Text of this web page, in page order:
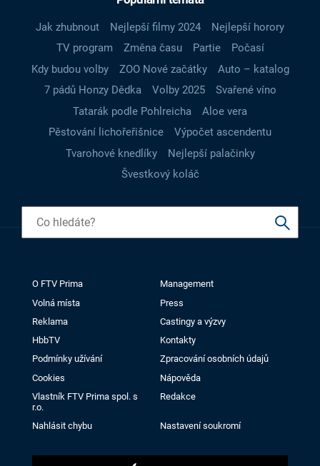
Jak zhubnout Nejlepší filmy 2024
Nejlepší horory
TV program
Změna času Partie
Počasí
Kdy budou volby
ZOO Nové začátky
Auto – katalog
7 pádů Honzy Dědka
Volby 2025
Svařené víno
Tatarák podle Pohlreicha
Aloe vera
Pěstování lichořeřišnice
Výpočet ascendentu
Tvarohové knedlíky
Nejlepší palačinky
Švestkový koláč
O FTV Prima
Management
Volná místa
Press
Reklama
Castingy a výzvy
HbbTV
Kontakty
Podmínky užívání
Zpracování osobních údajů
Cookies
Nápověda
Vlastník FTV Prima spol. s
r.o.
Redakce
Nahlásit chybu Nastavení soukromí